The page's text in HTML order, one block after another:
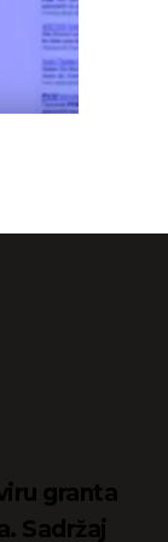
granta
Sadržaj